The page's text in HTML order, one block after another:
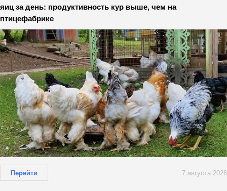
яиц за день: продуктивность кур выше, чем на
птицефабрике
Перейти 7 августа 2026